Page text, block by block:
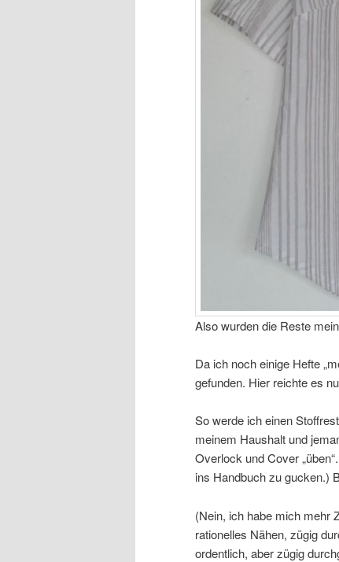
Also wurden die Reste
Da ich noch einige Hefte
gefunden. Hier reichte es
So werde ich einen
meinem Haushalt und
Overlock und Cover
ins Handbuch zu gucken.)
(Nein, ich habe mich mehr
rationelles Nähen, zügig
ordentlich, aber zügig